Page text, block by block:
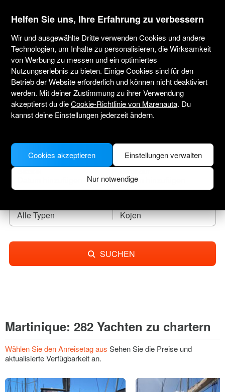
marenauta
Yachtcharter Martinique
Tragen Sie das Anreisedatum ein und finden
Sie Ihr Leihboot.
Alle Typen Kojen
SUCHEN
Martinique: 282 Yachten zu chartern
Wählen Sie den Anreisetag aus Sehen Sie die Preise und
aktualisierte Verfügbarkeit an.
Helfen Sie uns, Ihre Erfahrung zu verbessern
Wir und ausgewählte Dritte verwenden Cookies und andere
Technologien, um Inhalte zu personalisieren, die Wirksamkeit
von Werbung zu messen und ein optimiertes
Nutzungserlebnis zu bieten. Einige Cookies sind für den
Betrieb der Website erforderlich und können nicht deaktiviert
werden. Mit deiner Zustimmung zu ihrer Verwendung
akzeptierst du dieCookie-Richtlinie von Marenauta. Du
kannst deine Einstellungen jederzeit ändern.
Einstellungen verwalten
Nur notwendige
Cookies akzeptieren